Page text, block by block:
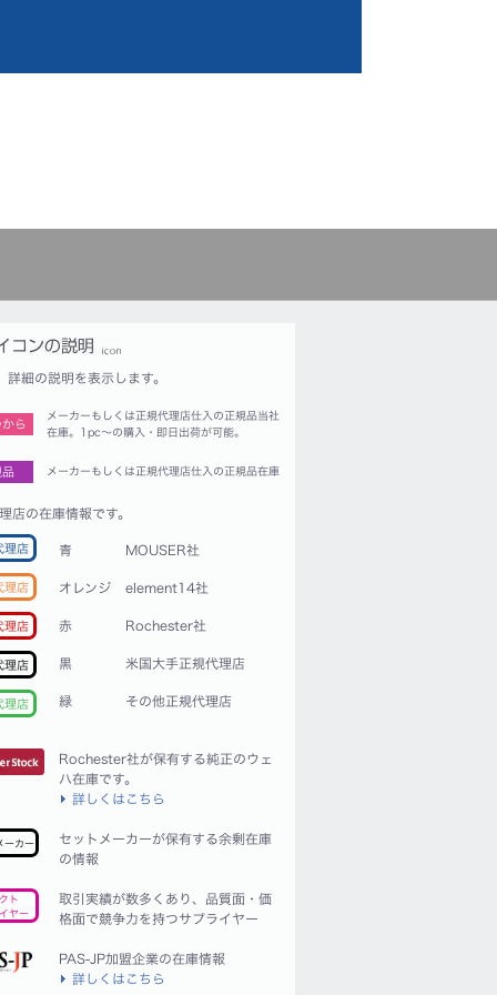
詳細の説明を表示します。
ら
メーカーもしくは正規代理店仕入の正規品当社
在庫。1pc〜の購入・即日出荷が可能。
メーカーもしくは正規代理店仕入の正規品在庫
店の在庫情報です。
理店
理店
理店
理店
理店
青 MOUSER社
オレンジ element14社
赤 Rochester社
黒 米国大手正規代理店
緑 その他正規代理店
Rochester社が保有する純正のウェ
ハ在庫です。
詳しくはこちら
ーカー
セットメーカーが保有する余剰在庫
の情報
ト
ヤー
取引実績が数多くあり、品質面・価
格面で競争力を持つサプライヤー
PAS-JP加盟企業の在庫情報
詳しくはこちら